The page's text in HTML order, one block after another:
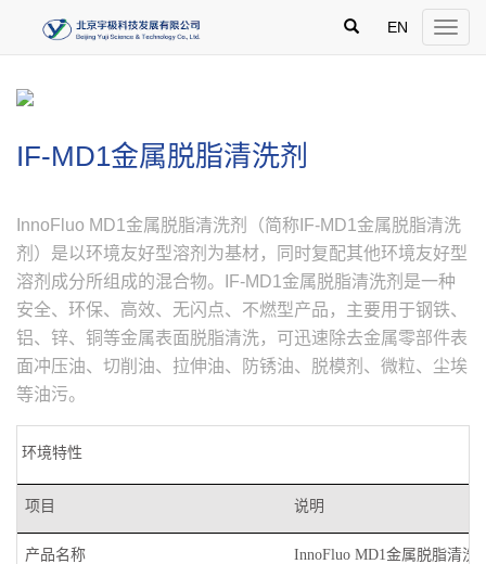
Toggle
EN
IF-MD1金属脱脂清洗剂
InnoFluo MD1金属脱脂清洗剂（简称IF-MD1金属脱脂清洗
剂）是以环境友好型溶剂为基材，同时复配其他环境友好型
溶剂成分所组成的混合物。IF-MD1金属脱脂清洗剂是一种
安全、环保、高效、无闪点、不燃型产品，主要用于钢铁、
铝、锌、铜等金属表面脱脂清洗，可迅速除去金属零部件表
面冲压油、切削油、拉伸油、防锈油、脱模剂、微粒、尘埃
等油污。
环境特性
项目 说明
产品名称 InnoFluo MD1金属脱脂清洗